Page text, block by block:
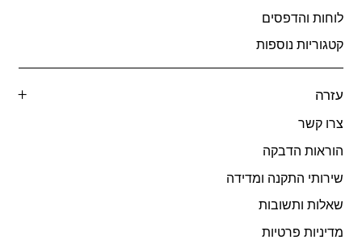
לוחות והדפסים
קטגוריות נוספות
עזרה
צרו קשר
הוראות הדבקה
שירותי התקנה ומדידה
שאלות ותשובות
מדיניות פרטיות